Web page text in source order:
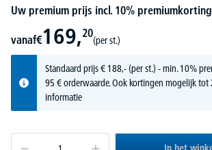
Uw premium prijs incl. 10%
vanaf€169,20
(per st.)
Standaard prijs€ 188,-(per st.) - min. 10%
95 € orderwaarde. Ook kortingen mogelijk tot
informatie